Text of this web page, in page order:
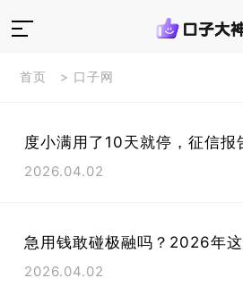
首页 > 口子网
度小满用了10天就停，征信报
2026.04.02
急用钱敢碰极融吗？2026年
2026.04.02